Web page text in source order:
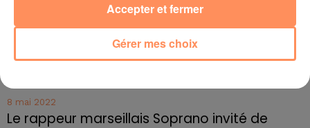
Cassis organise sa traditionnelle "Fête du vin"
Marseille : appel à témoins pour retrouver
8 mai 2022
Le rappeur marseillais Soprano invité de
Gérer mes choix
Accepter et fermer